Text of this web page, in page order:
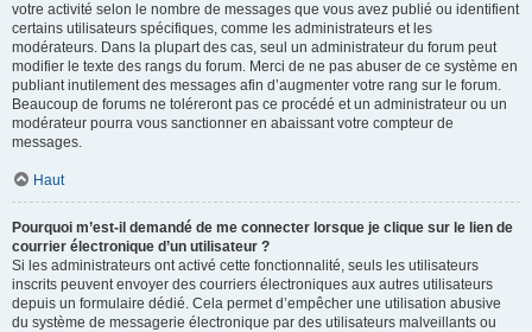
votre activité selon le nombre de messages que vous avez publié ou identifient
certains utilisateurs spécifiques, comme les administrateurs et les
modérateurs. Dans la plupart des cas, seul un administrateur du forum peut
modifier le texte des rangs du forum. Merci de ne pas abuser de ce système en
publiant inutilement des messages afin d’augmenter votre rang sur le forum.
Beaucoup de forums ne toléreront pas ce procédé et un administrateur ou un
modérateur pourra vous sanctionner en abaissant votre compteur de
messages.
Haut
Pourquoi m’est-il demandé de me connecter lorsque je clique sur le lien de
courrier électronique d’un utilisateur ?
Si les administrateurs ont activé cette fonctionnalité, seuls les utilisateurs
inscrits peuvent envoyer des courriers électroniques aux autres utilisateurs
depuis un formulaire dédié. Cela permet d’empêcher une utilisation abusive
du système de messagerie électronique par des utilisateurs malveillants ou